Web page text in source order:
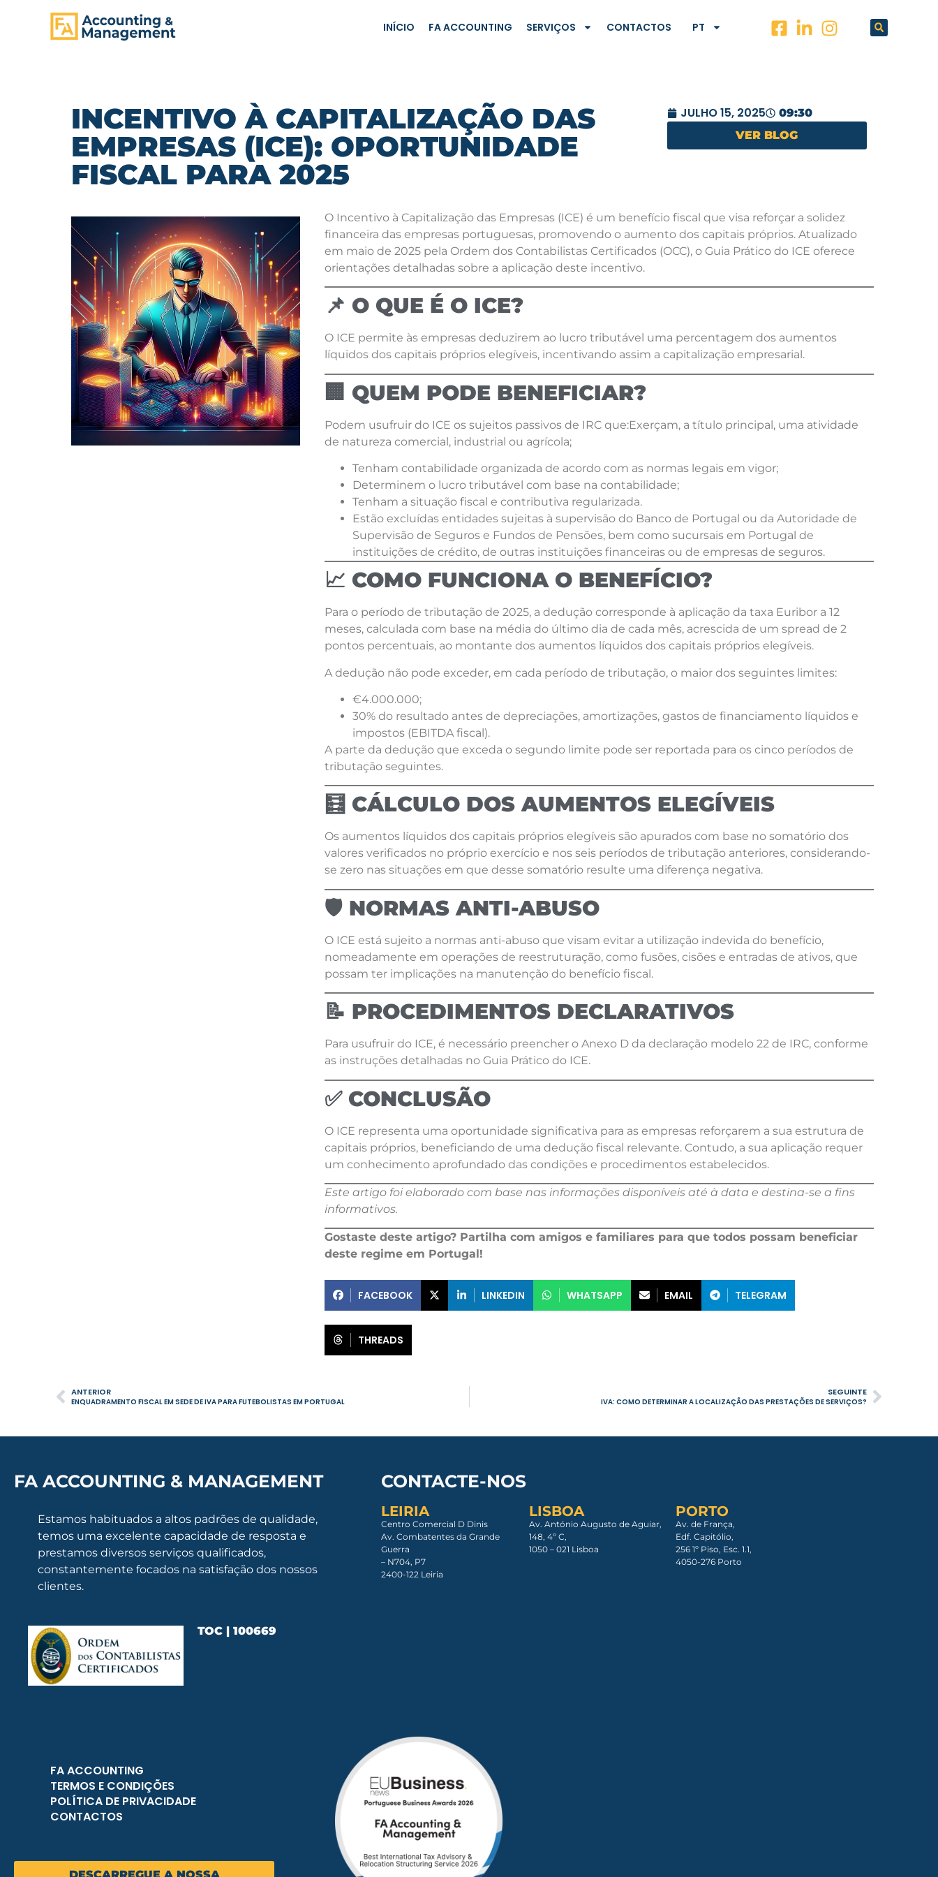
INÍCIO
FA ACCOUNTING SERVIÇOS CONTACTOS PT
INCENTIVO À CAPITALIZAÇÃO DAS
EMPRESAS (ICE): OPORTUNIDADE
FISCAL PARA 2025
JULHO 15, 2025
09:30
VER BLOG
O Incentivo à Capitalização das Empresas (ICE) é um benefício fiscal que visa reforçar a solidez
financeira das empresas portuguesas, promovendo o aumento dos capitais próprios. Atualizado
em maio de 2025 pela Ordem dos Contabilistas Certificados (OCC), o Guia Prático do ICE oferece
orientações detalhadas sobre a aplicação deste incentivo.
📌 O QUE É O ICE?
O ICE permite às empresas deduzirem ao lucro tributável uma percentagem dos aumentos
líquidos dos capitais próprios elegíveis, incentivando assim a capitalização empresarial.
🏢 QUEM PODE BENEFICIAR?
Podem usufruir do ICE os sujeitos passivos de IRC que:Exerçam, a título principal, uma atividade
de natureza comercial, industrial ou agrícola;
Tenham contabilidade organizada de acordo com as normas legais em vigor;
Determinem o lucro tributável com base na contabilidade;
Tenham a situação fiscal e contributiva regularizada.
Estão excluídas entidades sujeitas à supervisão do Banco de Portugal ou da Autoridade de
Supervisão de Seguros e Fundos de Pensões, bem como sucursais em Portugal de
instituições de crédito, de outras instituições financeiras ou de empresas de seguros.
📈 COMO FUNCIONA O BENEFÍCIO?
Para o período de tributação de 2025, a dedução corresponde à aplicação da taxa Euribor a 12
meses, calculada com base na média do último dia de cada mês, acrescida de um spread de 2
pontos percentuais, ao montante dos aumentos líquidos dos capitais próprios elegíveis.
A dedução não pode exceder, em cada período de tributação, o maior dos seguintes limites:
€4.000.000;
30% do resultado antes de depreciações, amortizações, gastos de financiamento líquidos e
impostos (EBITDA fiscal).
A parte da dedução que exceda o segundo limite pode ser reportada para os cinco períodos de
tributação seguintes.
🧮 CÁLCULO DOS AUMENTOS ELEGÍVEIS
Os aumentos líquidos dos capitais próprios elegíveis são apurados com base no somatório dos
valores verificados no próprio exercício e nos seis períodos de tributação anteriores, considerando-
se zero nas situações em que desse somatório resulte uma diferença negativa.
🛡️ NORMAS ANTI-ABUSO
O ICE está sujeito a normas anti-abuso que visam evitar a utilização indevida do benefício,
nomeadamente em operações de reestruturação, como fusões, cisões e entradas de ativos, que
possam ter implicações na manutenção do benefício fiscal.
📝 PROCEDIMENTOS DECLARATIVOS
Para usufruir do ICE, é necessário preencher o Anexo D da declaração modelo 22 de IRC, conforme
as instruções detalhadas no Guia Prático do ICE.
✅ CONCLUSÃO
O ICE representa uma oportunidade significativa para as empresas reforçarem a sua estrutura de
capitais próprios, beneficiando de uma dedução fiscal relevante. Contudo, a sua aplicação requer
um conhecimento aprofundado das condições e procedimentos estabelecidos.
Este artigo foi elaborado com base nas informações disponíveis até à data e destina-se a fins
informativos.
Gostaste deste artigo? Partilha com amigos e familiares para que todos possam beneficiar
deste regime em Portugal!
FACEBOOK LINKEDIN WHATSAPP EMAIL TELEGRAM
THREADS
ANTERIOR
ENQUADRAMENTO FISCAL EM SEDE DE IVA PARA FUTEBOLISTAS EM PORTUGAL
SEGUINTE
IVA: COMO DETERMINAR A LOCALIZAÇÃO DAS PRESTAÇÕES DE SERVIÇOS?
FA ACCOUNTING & MANAGEMENT
Estamos habituados a altos padrões de qualidade,
temos uma excelente capacidade de resposta e
prestamos diversos serviços qualificados,
constantemente focados na satisfação dos nossos
clientes.
TOC | 100669
CONTACTE-NOS
LEIRIA
Centro Comercial D Dinis
Av. Combatentes da Grande
Guerra
– N704, P7
2400-122 Leiria
LISBOA
Av. António Augusto de Aguiar,
148, 4º C,
1050 – 021 Lisboa​
PORTO
Av. de França,
Edf. Capitólio,
256 1º Piso, Esc. 1.1,
4050-276 Porto
FA ACCOUNTING
TERMOS E CONDIÇÕES
POLÍTICA DE PRIVACIDADE
CONTACTOS